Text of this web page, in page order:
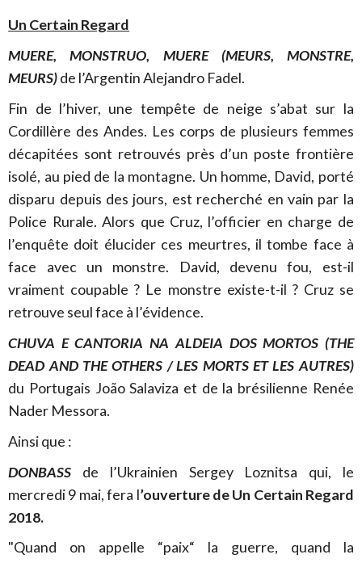
Un Certain Regard
MUERE, MONSTRUO, MUERE (MEURS, MONSTRE,
MEURS)de l’Argentin Alejandro Fadel.
Fin de l’hiver, une tempête de neige s’abat sur la
Cordillère des Andes. Les corps de plusieurs femmes
décapitées sont retrouvés près d’un poste frontière
isolé, au pied de la montagne. Un homme, David, porté
disparu depuis des jours, est recherché en vain par la
Police Rurale. Alors que Cruz, l’officier en charge de
l’enquête doit élucider ces meurtres, il tombe face à
face avec un monstre. David, devenu fou, est-il
vraiment coupable ? Le monstre existe-t-il ? Cruz se
retrouve seul face à l’évidence.
CHUVA E CANTORIA NA ALDEIA DOS MORTOS (THE
DEAD AND THE OTHERS / LES MORTS ET LES AUTRES)
du Portugais João Salaviza et de la brésilienne Renée
Nader Messora.
Ainsi que :
DONBASS
de l’Ukrainien Sergey Loznitsa qui, le
mercredi 9 mai, fera l’ouverture de Un Certain Regard
2018.
"Quand on appelle “paix“ la guerre, quand la